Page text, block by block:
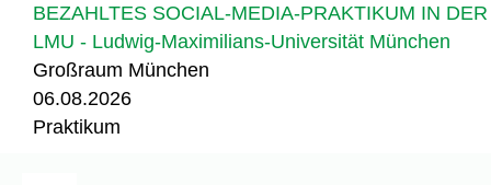
BEZAHLTES SOCIAL-MEDIA-PRAKTIKUM IN
LMU - Ludwig-Maximilians-Universität München
Großraum München
06.08.2026
Praktikum